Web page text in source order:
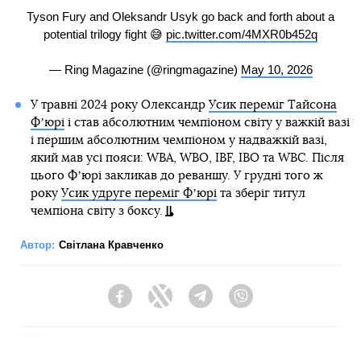
Tyson Fury and Oleksandr Usyk go back and forth about a
potential trilogy fight 😅 pic.twitter.com/4MXR0b452q
— Ring Magazine (@ringmagazine) May 10, 2026
У травні 2024 року Олександр Усик переміг Тайсона
Фʼюріі став абсолютним чемпіоном світу у важкій вазі
і першим абсолютним чемпіоном у надважкій вазі,
який мав усі пояси: WBA, WBO, IBF, IBO та WBC. Після
цього Фʼюрі закликав до реваншу. У грудні того ж
року Усик удруге переміг Фʼюріта зберіг титул
чемпіона світу з боксу.
Автор: Світлана Кравченко
FacebookTwitter Telegram